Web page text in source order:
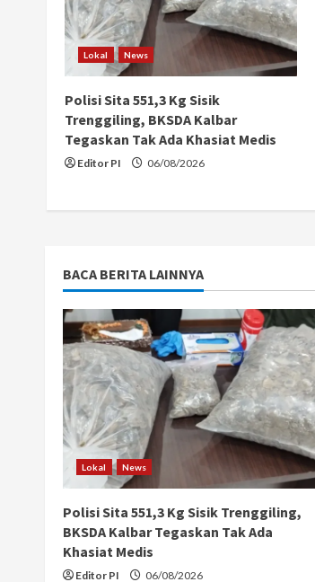
R
a
d
i
n
Lokal News
Polisi Sita 551,3 Kg Sisik
Trenggiling, BKSDA Kalbar
Tegaskan Tak Ada Khasiat Medis
Editor PI 06/08/2026
BACA BERITA LAINNYA
Lokal News
Polisi Sita 551,3 Kg Sisik Trenggiling,
BKSDA Kalbar Tegaskan Tak Ada
Khasiat Medis
Editor PI 06/08/2026